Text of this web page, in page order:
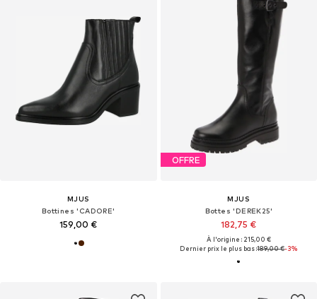
MJUS
Bottines 'CADORE'
159,00 €
OFFRE
MJUS
Bottes 'DEREK25'
182,75 €
À l'origine : 215,00 €
Dernier prix le plus bas :189,00 €-3%